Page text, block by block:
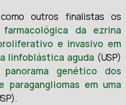
outros finalistas os
farmacológica da ezrina
e invasivo em
linfoblástica aguda (USP)
genético dos
paragangliomas em uma